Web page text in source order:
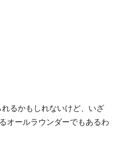
るかもしれないけど、いざ
オールラウンダーでもあるわ